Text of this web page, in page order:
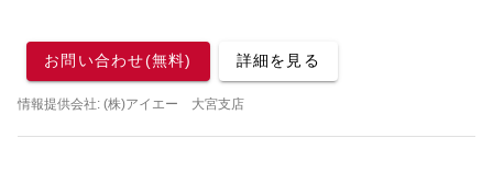
お問い合わせ(無料) 詳細を見る
情報提供会社: (株)アイエー 大宮支店